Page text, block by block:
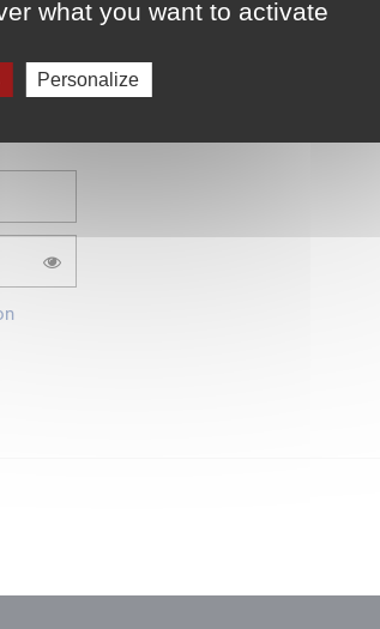
what you want to activate
Personalize